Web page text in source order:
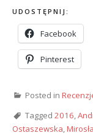
UDOSTĘPNIJ:
Facebook
Pinterest
Posted in
Tagged 2016,
Ostaszewska,